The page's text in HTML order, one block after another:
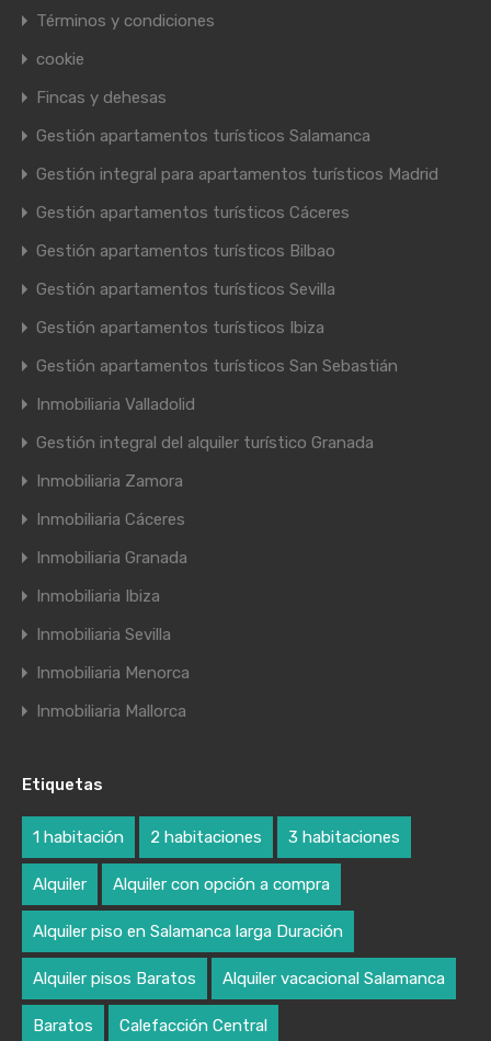
Términos y condiciones
cookie
Fincas y dehesas
Gestión apartamentos turísticos Salamanca
Gestión integral para apartamentos turísticos Madrid
Gestión apartamentos turísticos Cáceres
Gestión apartamentos turísticos Bilbao
Gestión apartamentos turísticos Sevilla
Gestión apartamentos turísticos Ibiza
Gestión apartamentos turísticos San Sebastián
Inmobiliaria Valladolid
Gestión integral del alquiler turístico Granada
Inmobiliaria Zamora
Inmobiliaria Cáceres
Inmobiliaria Granada
Inmobiliaria Ibiza
Inmobiliaria Sevilla
Inmobiliaria Menorca
Inmobiliaria Mallorca
Etiquetas
1 habitación 2 habitaciones 3 habitaciones
Alquiler Alquiler con opción a compra
Alquiler piso en Salamanca larga Duración
Alquiler pisos Baratos Alquiler vacacional Salamanca
Baratos Calefacción Central